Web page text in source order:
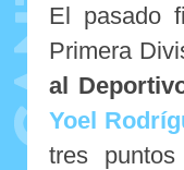
El pasado
Primera
al
Yoel
tres